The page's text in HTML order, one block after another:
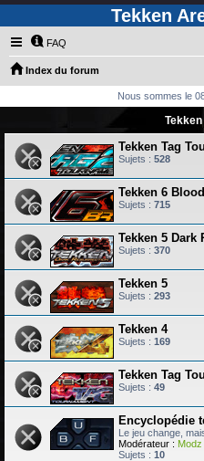
Tekken
FAQ
Index du forum
Nous sommes le
Tekken Tag
Sujets : 528
Tekken 6
Sujets : 715
Tekken 5 Dark
Sujets : 370
Tekken 5
Sujets : 293
Tekken 4
Sujets : 169
Tekken Tag
Sujets : 49
Encyclopédie
Le jeu change,
Modérateur : Modz
Sujets : 10